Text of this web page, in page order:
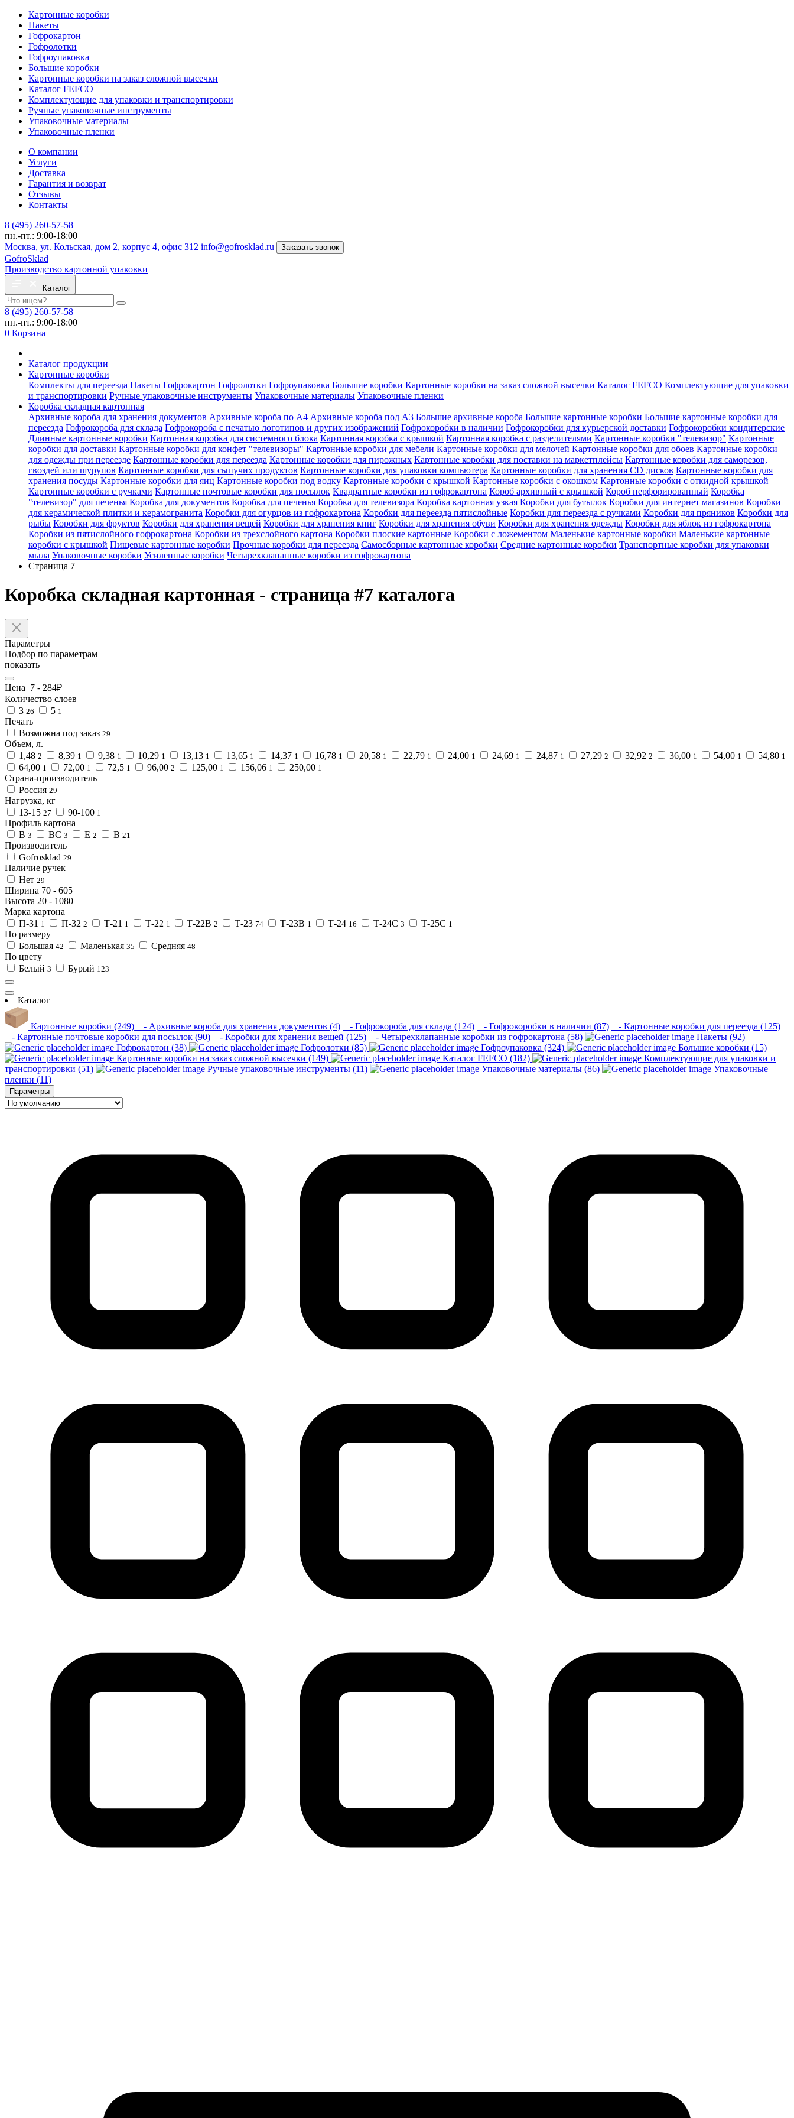
Картонные коробки
Пакеты
Гофрокартон
Гофролотки
Гофроупаковка
Большие коробки
Картонные коробки на заказ сложной высечки
Каталог FEFCO
Комплектующие для упаковки и транспортировки
Ручные упаковочные инструменты
Упаковочные материалы
Упаковочные пленки
О компании
Услуги
Доставка
Гарантия и возврат
Отзывы
Контакты
8 (495) 260-57-58
пн.-пт.: 9:00-18:00
Москва, ул. Кольская, дом 2, корпус 4, офис 312 info@gofrosklad.ru Заказать звонок
GofroSklad
Производство картонной упаковки
Каталог
8 (495) 260-57-58
пн.-пт.: 9:00-18:00
0 Корзина
Каталог продукции
Картонные коробки
Комплекты для переезда Пакеты Гофрокартон Гофролотки Гофроупаковка Большие коробки Картонные коробки на заказ сложной высечки Каталог FEFCO Комплектующие для упаковки
и транспортировки Ручные упаковочные инструменты Упаковочные материалы Упаковочные пленки
Коробка складная картонная
Архивные короба для хранения документов Архивные короба по А4 Архивные короба под А3 Большие архивные короба Большие картонные коробки Большие картонные коробки для
переезда Гофрокороба для склада Гофрокороба с печатью логотипов и других изображений Гофрокоробки в наличии Гофрокоробки для курьерской доставки Гофрокоробки кондитерские
Длинные картонные коробки Картонная коробка для системного блока Картонная коробка с крышкой Картонная коробка с разделителями Картонные коробки "телевизор" Картонные
коробки для доставки Картонные коробки для конфет "телевизоры" Картонные коробки для мебели Картонные коробки для мелочей Картонные коробки для обоев Картонные коробки
для одежды при переезде Картонные коробки для переезда Картонные коробки для пирожных Картонные коробки для поставки на маркетплейсы Картонные коробки для саморезов,
гвоздей или шурупов Картонные коробки для сыпучих продуктов Картонные коробки для упаковки компьютера Картонные коробки для хранения CD дисков Картонные коробки для
хранения посуды Картонные коробки для яиц Картонные коробки под водку Картонные коробки с крышкой Картонные коробки с окошком Картонные коробки с откидной крышкой
Картонные коробки с ручками Картонные почтовые коробки для посылок Квадратные коробки из гофрокартона Короб архивный с крышкой Короб перфорированный Коробка
"телевизор" для печенья Коробка для документов Коробка для печенья Коробка для телевизора Коробка картонная узкая Коробки для бутылок Коробки для интернет магазинов Коробки
для керамической плитки и керамогранита Коробки для огурцов из гофрокартона Коробки для переезда пятислойные Коробки для переезда с ручками Коробки для пряников Коробки для
рыбы Коробки для фруктов Коробки для хранения вещей Коробки для хранения книг Коробки для хранения обуви Коробки для хранения одежды Коробки для яблок из гофрокартона
Коробки из пятислойного гофрокартона Коробки из трехслойного картона Коробки плоские картонные Коробки с ложементом Маленькие картонные коробки Маленькие картонные
коробки с крышкой Пищевые картонные коробки Прочные коробки для переезда Самосборные картонные коробки Средние картонные коробки Транспортные коробки для упаковки
мыла Упаковочные коробки Усиленные коробки Четырехклапанные коробки из гофрокартона
Страница 7
Коробка складная картонная - страница #7 каталога
Параметры
Подбор по параметрам
показать
Цена 7 - 284₽
Количество слоев
3 26 5 1
Печать
Возможна под заказ 29
Объем, л.
1,48 2 8,39 1 9,38 1 10,29 1 13,13 1 13,65 1 14,37 1 16,78 1 20,58 1 22,79 1 24,00 1 24,69 1 24,87 1 27,29 2 32,92 2 36,00 1 54,00 1 54,80 1
64,00 1 72,00 1 72,5 1 96,00 2 125,00 1 156,06 1 250,00 1
Страна-производитель
Россия 29
Нагрузка, кг
13-15 27 90-100 1
Профиль картона
B 3 BC 3 E 2 В 21
Производитель
Gofrosklad 29
Наличие ручек
Нет 29
Ширина 70 - 605
Высота 20 - 1080
Марка картона
П-31 1 П-32 2 Т-21 1 Т-22 1 Т-22В 2 Т-23 74 Т-23В 1 Т-24 16 Т-24С 3 Т-25С 1
По размеру
Большая 42 Маленькая 35 Средняя 48
По цвету
Белый 3 Бурый 123
Каталог
Картонные коробки (249) - Архивные короба для хранения документов (4) - Гофрокороба для склада (124) - Гофрокоробки в наличии (87)
- Картонные коробки для переезда (125)
- Картонные почтовые коробки для посылок (90)
- Коробки для хранения вещей (125) - Четырехклапанные коробки из гофрокартона (58)
Пакеты (92)
Гофрокартон (38)
Гофролотки (85) Гофроупаковка (324)
Большие коробки (15)
Картонные коробки на заказ сложной высечки (149)
Каталог FEFCO (182)
Комплектующие для упаковки и
транспортировки (51)
Ручные упаковочные инструменты (11) Упаковочные материалы (86)
Упаковочные
пленки (11)
Параметры